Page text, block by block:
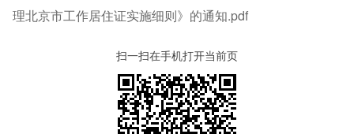
理北京市工作居住证实施细则》的通知.pdf
扫一扫在手机打开当前页